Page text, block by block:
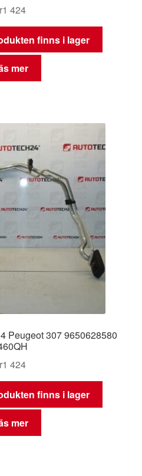
1 424
finns i lager
mer
Peugeot 307 9650628580
1 424
finns i lager
mer